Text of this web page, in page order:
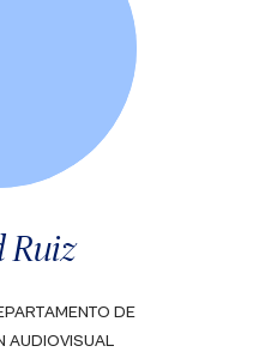
Ruiz
DE
AUDIOVISUAL